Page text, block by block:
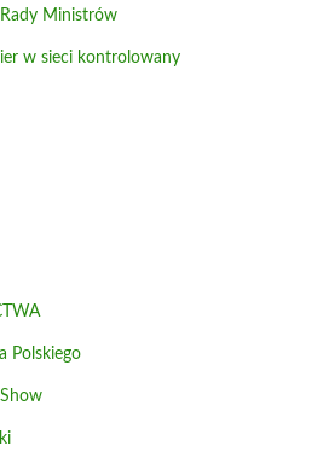
Ministrów
w sieci kontrolowany
Polskiego